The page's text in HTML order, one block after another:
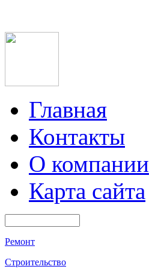
Главная
Контакты
О компании
Карта сайта
Ремонт
Строительство